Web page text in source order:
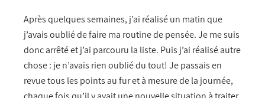
Après quelques semaines, j’ai réalisé un matin que
j’avais oublié de faire ma routine de pensée. Je me suis
donc arrêté et j’ai parcouru la liste. Puis j’ai réalisé autre
chose : je n’avais rien oublié du tout! Je passais en
revue tous les points au fur et à mesure de la journée,